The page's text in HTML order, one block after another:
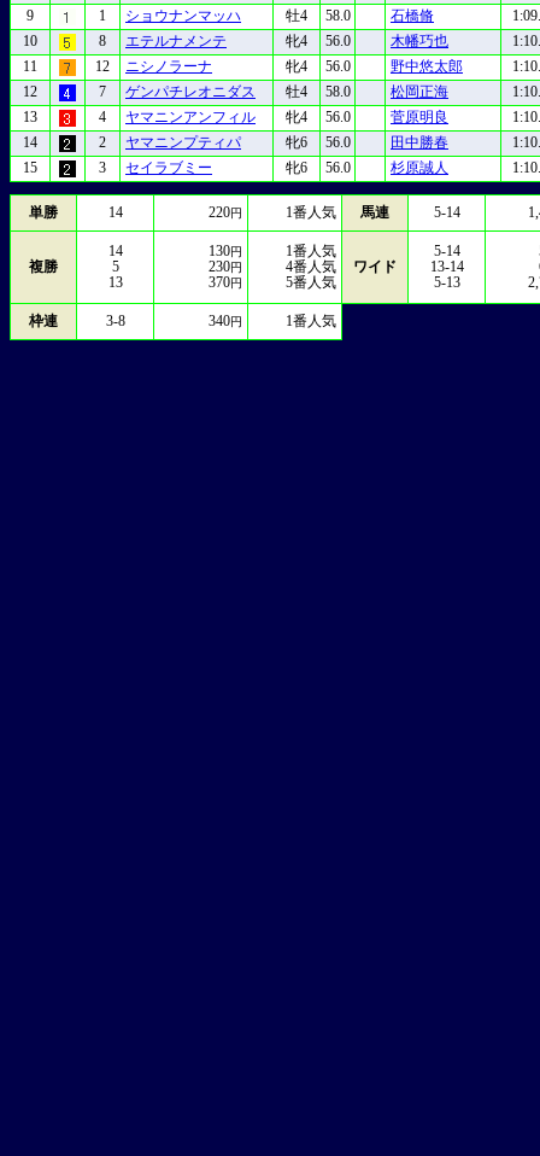
9
1 ショウナンマッハ 牡4 58.0 石橋脩
10
8 エテルナメンテ 牝4 56.0 木幡巧也
11
12 ニシノラーナ 牝4 56.0 野中悠太郎
12
7 ゲンパチレオニダス 牡4 58.0 松岡正海
13
4 ヤマニンアンフィル 牝4 56.0 菅原明良
14
2 ヤマニンプティパ 牝6 56.0 田中勝春
15
3 セイラブミー 牝6 56.0 杉原誠人
単勝 14 220円 1番人気 馬連 5-14
複勝
14
5
13
130円
230円
370円
1番人気
4番人気
5番人気
ワイド
5-14
13-14
5-13
枠連 3-8 340円 1番人気